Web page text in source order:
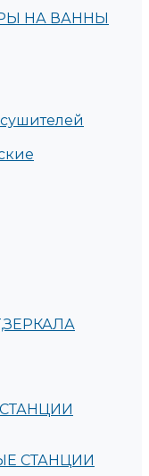
НА ВАННЫ
СТАНЦИИ